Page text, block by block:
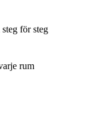
för steg
rum